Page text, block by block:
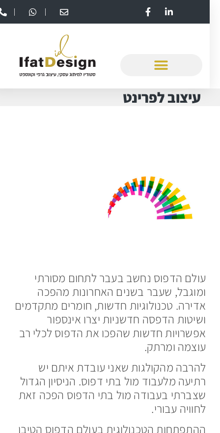
עיצוב לפרינט
עולם הדפוס נחשב בעבר לתחום מסורתי
ומוגבל, שעבר בשנים האחרונות מהפכה
אדירה. טכנולוגיות חדשות, חומרים מתקדמים
ושיטות הדפסה חדשניות יצרו אינספור
אפשרויות חדשות שהפכו את הדפוס לכלי רב
עוצמה ומרתק.
להרבה מהקולגות שאני עובדת איתם יש
רתיעה מלעבוד מול בתי דפוס. הניסיון הגדול
שצברתי בעבודה מול בתי הדפוס הפכה זאת
לחוויה עבורי.
ההתפתחות הטכנולוגית בעולם הדפוס הטיבו